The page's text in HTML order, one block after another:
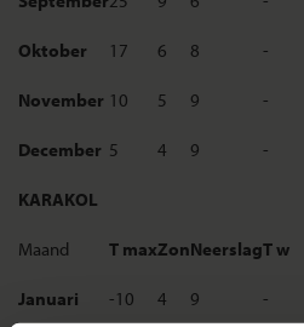
Oktober 17 6 8 -
November 10 5 9 -
December 5 4 9 -
KARAKOL
Maand T maxZonNeerslagT w
Januari -10 4 9 -